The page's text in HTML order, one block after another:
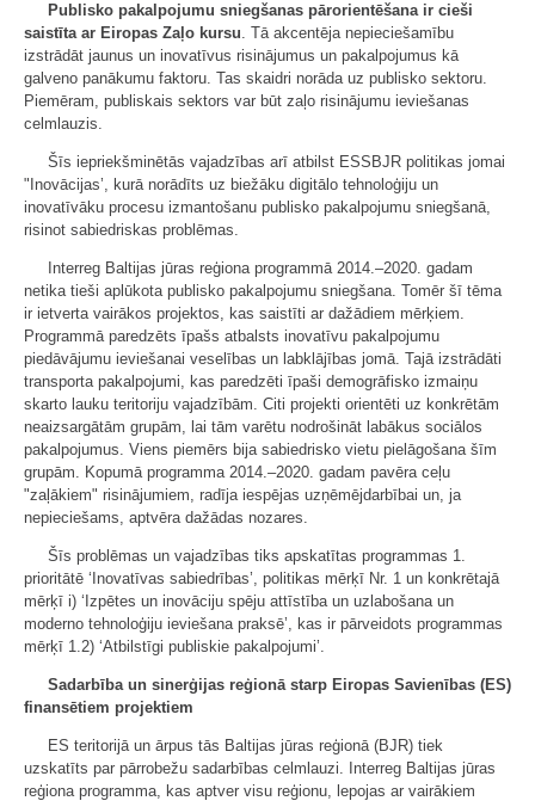
Publisko pakalpojumu sniegšanas pārorientēšana ir cieši
saistīta ar Eiropas Zaļo kursu. Tā akcentēja nepieciešamību
izstrādāt jaunus un inovatīvus risinājumus un pakalpojumus kā
galveno panākumu faktoru. Tas skaidri norāda uz publisko sektoru.
Piemēram, publiskais sektors var būt zaļo risinājumu ieviešanas
celmlauzis.
Šīs iepriekšminētās vajadzības arī atbilst ESSBJR politikas jomai
"Inovācijas’, kurā norādīts uz biežāku digitālo tehnoloģiju un
inovatīvāku procesu izmantošanu publisko pakalpojumu sniegšanā,
risinot sabiedriskas problēmas.
Interreg Baltijas jūras reģiona programmā 2014.–2020. gadam
netika tieši aplūkota publisko pakalpojumu sniegšana. Tomēr šī tēma
ir ietverta vairākos projektos, kas saistīti ar dažādiem mērķiem.
Programmā paredzēts īpašs atbalsts inovatīvu pakalpojumu
piedāvājumu ieviešanai veselības un labklājības jomā. Tajā izstrādāti
transporta pakalpojumi, kas paredzēti īpaši demogrāfisko izmaiņu
skarto lauku teritoriju vajadzībām. Citi projekti orientēti uz konkrētām
neaizsargātām grupām, lai tām varētu nodrošināt labākus sociālos
pakalpojumus. Viens piemērs bija sabiedrisko vietu pielāgošana šīm
grupām. Kopumā programma 2014.–2020. gadam pavēra ceļu
"zaļākiem" risinājumiem, radīja iespējas uzņēmējdarbībai un, ja
nepieciešams, aptvēra dažādas nozares.
Šīs problēmas un vajadzības tiks apskatītas programmas 1.
prioritātē ‘Inovatīvas sabiedrības’, politikas mērķī Nr. 1 un konkrētajā
mērķī i) ‘Izpētes un inovāciju spēju attīstība un uzlabošana un
moderno tehnoloģiju ieviešana praksē’, kas ir pārveidots programmas
mērķī 1.2) ‘Atbilstīgi publiskie pakalpojumi’.
Sadarbība un sinerģijas reģionā starp Eiropas Savienības (ES)
finansētiem projektiem
ES teritorijā un ārpus tās Baltijas jūras reģionā (BJR) tiek
uzskatīts par pārrobežu sadarbības celmlauzi. Interreg Baltijas jūras
reģiona programma, kas aptver visu reģionu, lepojas ar vairākiem